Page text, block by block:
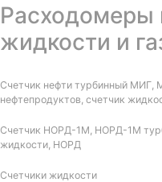
Расходомеры
жидкости и
Счетчик нефти турбинный МИГ,
нефтепродуктов, счетчик
Счетчик НОРД-1М, НОРД-1М
жидкости, НОРД
Счетчики жидкости